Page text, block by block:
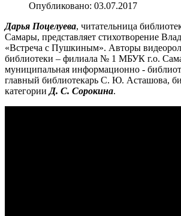
Опубликовано: 03.07.2017
Дарья Поцелуева, читательница
Самары, представляет стихотворение
«Встреча с Пушкиным». Авторы
библиотеки – филиала № 1 МБУК г.о.
муниципальная информационно -
главный библиотекарь С. Ю. Асташова,
категории Д. С. Сорокина.